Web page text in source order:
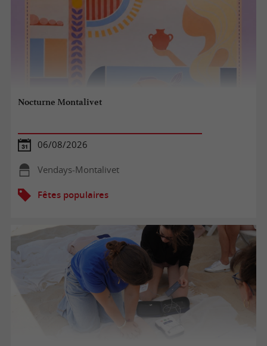
Nocturne Montalivet
06/08/2026
Vendays-Montalivet
Fêtes populaires